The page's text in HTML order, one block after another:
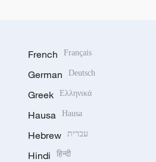
French Français
German Deutsch
Greek Ελληνικά
Hausa Hausa
Hebrew עברית
Hindi हिन्दी